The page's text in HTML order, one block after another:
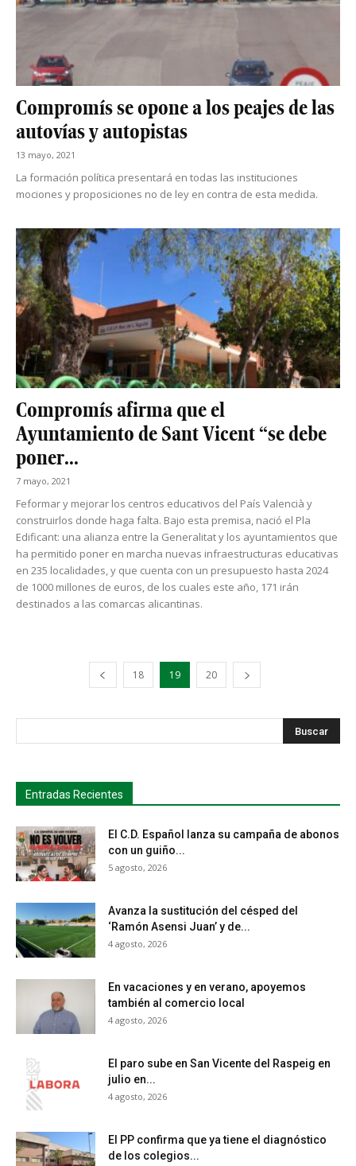
Compromís se opone a los peajes de las
autovías y autopistas
13 mayo, 2021
La formación política presentará en todas las instituciones
mociones y proposiciones no de ley en contra de esta medida.
Compromís afirma que el
Ayuntamiento de Sant Vicent “se debe
poner...
7 mayo, 2021
Feformar y mejorar los centros educativos del País Valencià y
construirlos donde haga falta. Bajo esta premisa, nació el Pla
Edificant: una alianza entre la Generalitat y los ayuntamientos que
ha permitido poner en marcha nuevas infraestructuras educativas
en 235 localidades, y que cuenta con un presupuesto hasta 2024
de 1000 millones de euros, de los cuales este año, 171 irán
destinados a las comarcas alicantinas.
18 19 20
Entradas Recientes
El C.D. Español lanza su campaña de abonos
con un guiño...
5 agosto, 2026
Avanza la sustitución del césped del
‘Ramón Asensi Juan’ y de...
4 agosto, 2026
En vacaciones y en verano, apoyemos
también al comercio local
4 agosto, 2026
El paro sube en San Vicente del Raspeig en
julio en...
4 agosto, 2026
El PP confirma que ya tiene el diagnóstico
de los colegios...